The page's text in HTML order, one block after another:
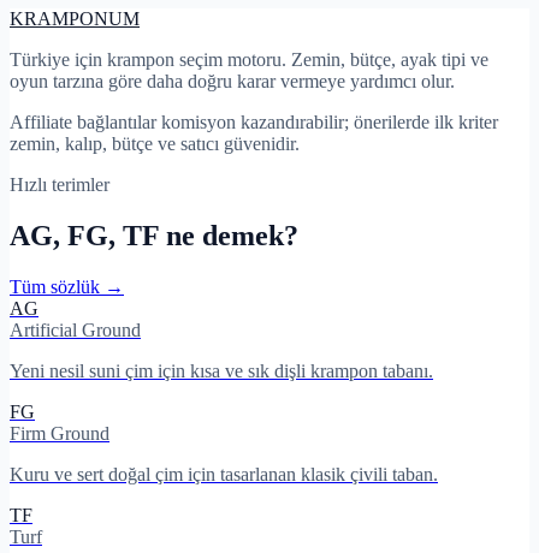
KRAMPONUM
Türkiye için krampon seçim motoru. Zemin, bütçe, ayak tipi ve
oyun tarzına göre daha doğru karar vermeye yardımcı olur.
Affiliate bağlantılar komisyon kazandırabilir; önerilerde ilk kriter
zemin, kalıp, bütçe ve satıcı güvenidir.
Hızlı terimler
AG, FG, TF ne demek?
Tüm sözlük →
AG
Artificial Ground
Yeni nesil suni çim için kısa ve sık dişli krampon tabanı.
FG
Firm Ground
Kuru ve sert doğal çim için tasarlanan klasik çivili taban.
TF
Turf